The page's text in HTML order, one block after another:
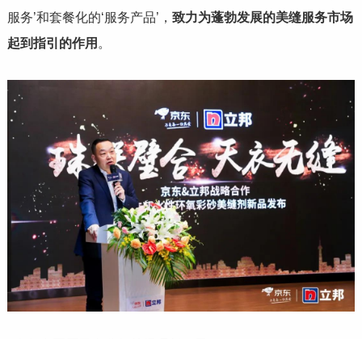
服务’和套餐化的‘服务产品’， 致力为蓬勃发展的美缝服务市场
起到指引的作用 。